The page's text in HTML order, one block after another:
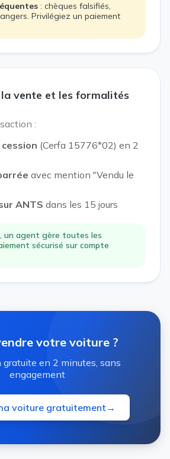
: chèques falsifiés,
Privilégiez un paiement
vente et les formalités
:
(Cerfa 15776*02) en 2
avec mention "Vendu le
ANTS dans les 15 jours
un agent gère toutes les
sécurisé sur compte
votre voiture ?
en 2 minutes, sans
engagement
voiture gratuitement→